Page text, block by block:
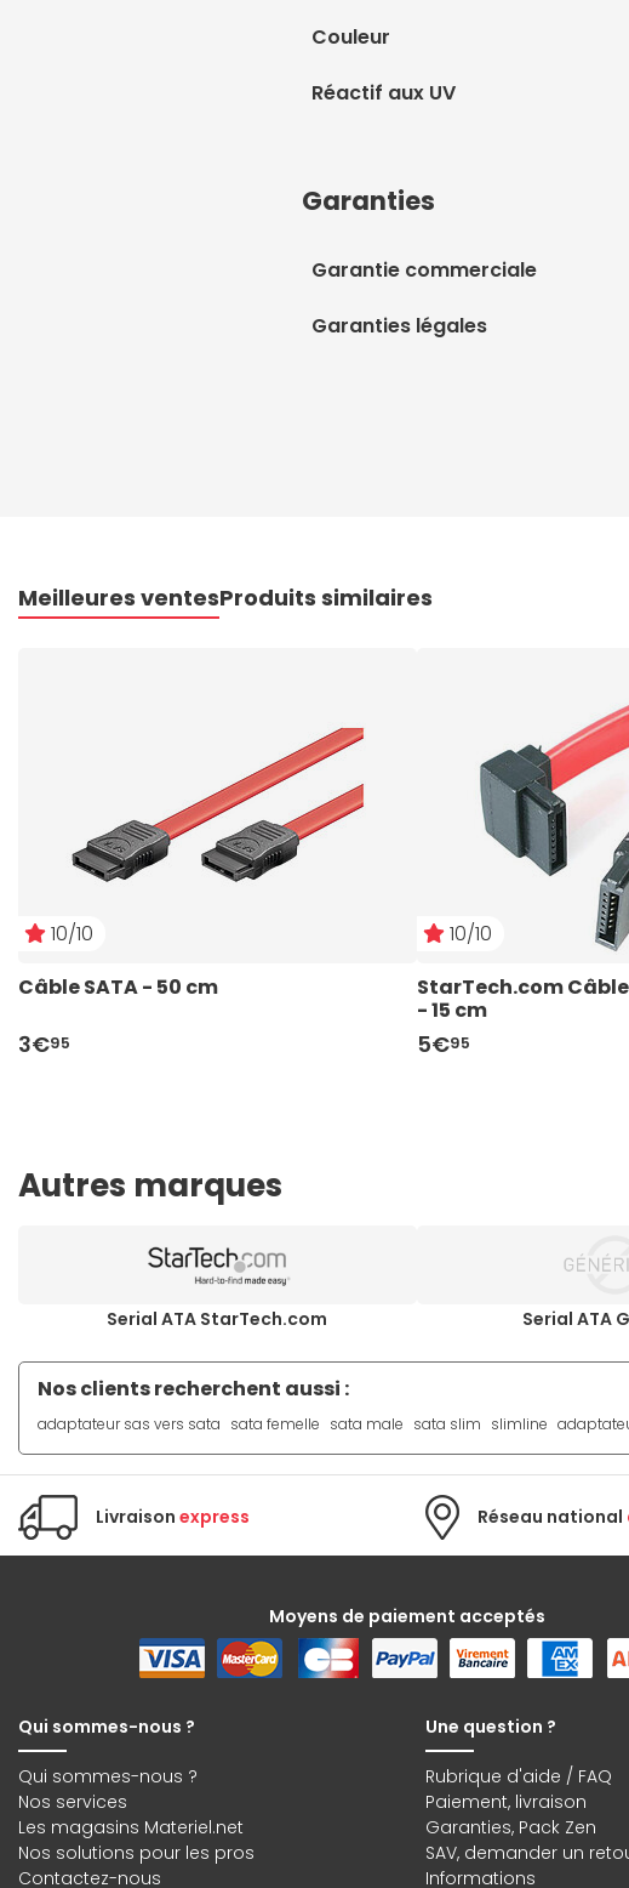
Couleur
Réactif aux UV
Garanties
Garantie commerciale
Garanties légales
Meilleures ventesProduits similaires
10/10
Câble SATA - 50 cm
3€95
10/10
StarTech.com
- 15 cm
5€95
Autres marques
Serial ATA StarTech.com Serial ATA
Nos clients recherchent aussi :
adaptateur sas vers sata sata femelle sata male sata slim slimline
Livraison express Réseau national
Moyens de paiement acceptés
Qui sommes-nous ?
Qui sommes-nous ?
Nos services
Les magasins Materiel.net
Nos solutions pour les pros
Contactez-nous
Une question ?
Rubrique d'aide / FAQ
Paiement, livraison
Garanties, Pack Zen
SAV, demander un
Informations